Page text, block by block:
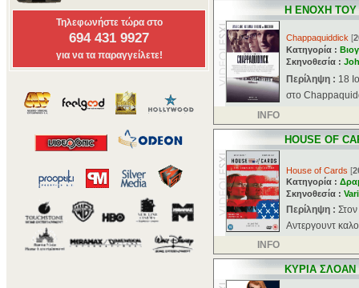
Τηλεφωνήστε τώρα στο
694 431 9927
για να τα παραγγείλετε!
Η ΕΝΟΧΗ ΤΟΥ
Chappaquiddick [
Κατηγορία :
Σκηνοθεσία :
Περίληψη : 18
στο
INFO
HOUSE OF
House of Cards [
Κατηγορία :
Σκηνοθεσία :
Περίληψη :
Αντεργουντ
INFO
ΚΥΡΙΑ ΣΛΟΑΝ